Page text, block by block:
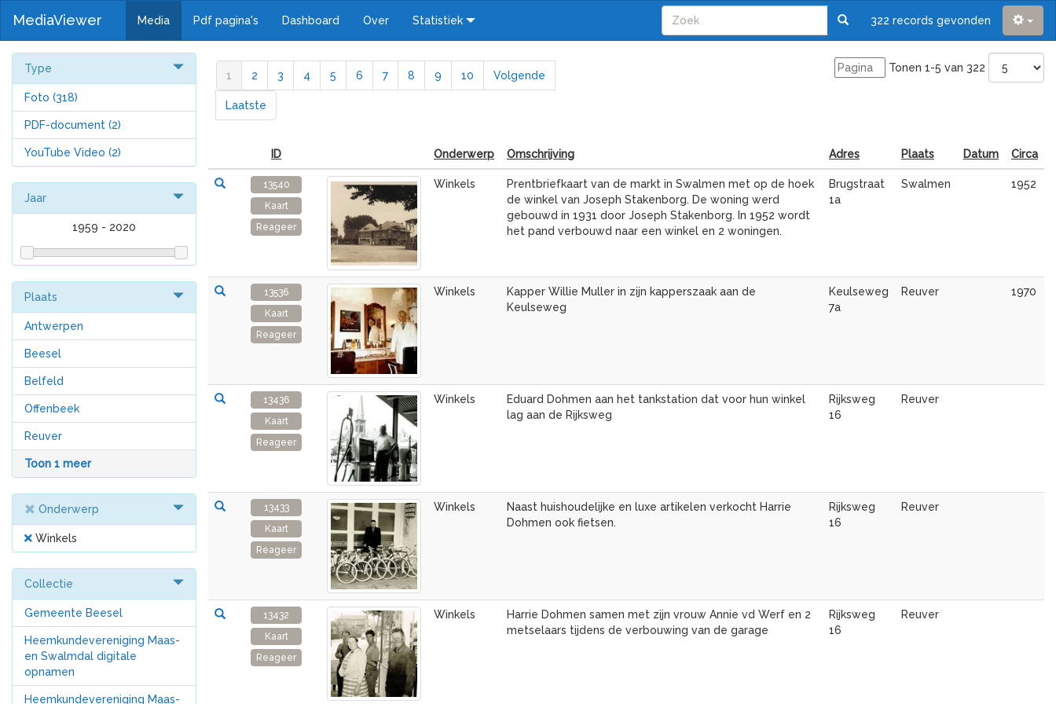
MediaViewer Media Pdf pagina's Dashboard Over Statistiek 322 records gevonden
Type
Foto (318)
PDF-document (2)
YouTube Video (2)
Jaar
1959 - 2020
Plaats
Antwerpen
Beesel
Belfeld
Offenbeek
Reuver
Toon 1 meer
Onderwerp
Winkels
Collectie
Gemeente Beesel
Heemkundevereniging Maas-
en Swalmdal digitale
opnamen
Heemkundevereniging Maas-
1 2 3 4 5 6 7 8 9 10 Volgende
Laatste
Tonen 1-5 van 322
ID Onderwerp Omschrijving Adres Plaats Datum Circa
13540
Kaart
Reageer
Winkels
Prentbriefkaart van de markt in Swalmen met op de hoek
de winkel van Joseph Stakenborg. De woning werd
gebouwd in 1931 door Joseph Stakenborg. In 1952 wordt
het pand verbouwd naar een winkel en 2 woningen.
Brugstraat
1a
Swalmen 1952
13536
Kaart
Reageer
Winkels
Kapper Willie Muller in zijn kapperszaak aan de
Keulseweg
Keulseweg
7a
Reuver 1970
13436
Kaart
Reageer
Winkels
Eduard Dohmen aan het tankstation dat voor hun winkel
lag aan de Rijksweg
Rijksweg
16
Reuver
13433
Kaart
Reageer
Winkels
Naast huishoudelijke en luxe artikelen verkocht Harrie
Dohmen ook fietsen.
Rijksweg
16
Reuver
13432
Kaart
Reageer
Winkels
Harrie Dohmen samen met zijn vrouw Annie vd Werf en 2
metselaars tijdens de verbouwing van de garage
Rijksweg
16
Reuver